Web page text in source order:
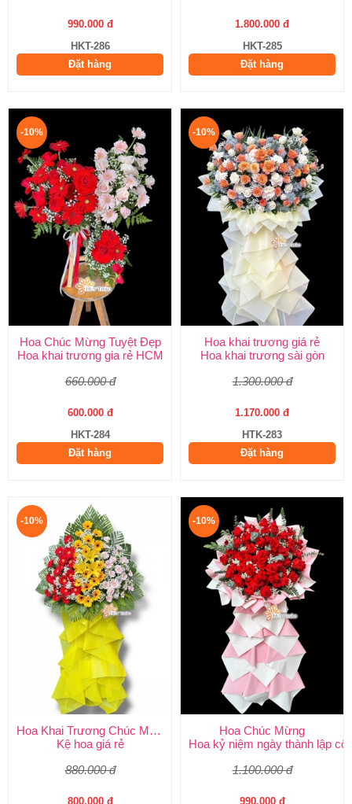
990.000 đ
HKT-286
Đặt hàng
1.800.000 đ
HKT-285
Đặt hàng
-10%
Hoa Chúc Mừng Tuyệt Đẹp
Hoa khai trương gia rẻ HCM
660.000 đ
600.000 đ
HKT-284
Đặt hàng
-10%
Hoa khai trương giá rẻ
Hoa khai trương sài gòn
1.300.000 đ
1.170.000 đ
HTK-283
Đặt hàng
-10%
Hoa Khai Trương Chúc Mừng
Kệ hoa giá rẻ
880.000 đ
800.000 đ
-10%
Hoa Chúc Mừng
Hoa kỷ niệm ngày thành lập
1.100.000 đ
990.000 đ